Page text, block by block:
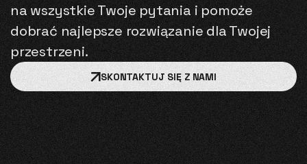
na wszystkie Twoje pytania i pomoże
dobrać najlepsze rozwiązanie dla Twojej
przestrzeni.
SKONTAKTUJ SIĘ Z NAMI